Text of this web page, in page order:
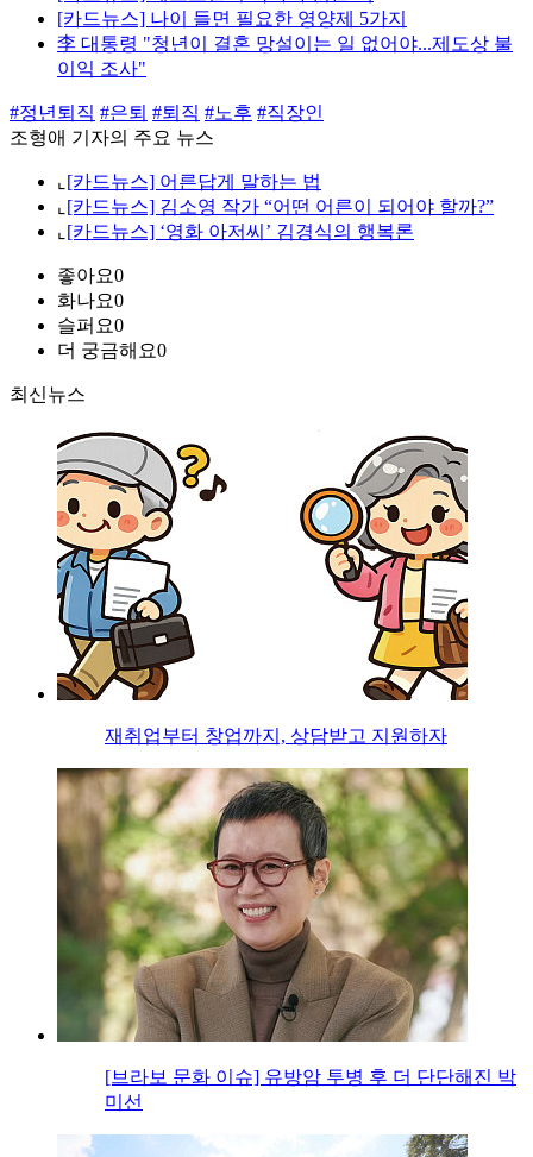
[카드뉴스] 나이 들면 필요한 영양제 5가지
李 대통령 "청년이 결혼 망설이는 일 없어야...제도상 불
이익 조사"
#정년퇴직 #은퇴 #퇴직 #노후 #직장인
조형애 기자의 주요 뉴스
⌞ [카드뉴스] 어른답게 말하는 법
⌞ [카드뉴스] 김소영 작가 “어떤 어른이 되어야 할까?”
⌞ [카드뉴스] ‘영화 아저씨’ 김경식의 행복론
좋아요0
화나요0
슬퍼요0
더 궁금해요0
최신뉴스
재취업부터 창업까지, 상담받고 지원하자
[브라보 문화 이슈] 유방암 투병 후 더 단단해진 박
미선